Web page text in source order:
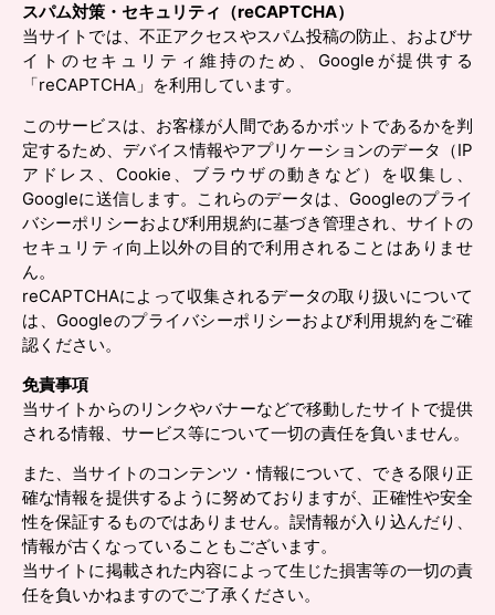
スパム対策・セキュリティ（reCAPTCHA）
当サイトでは、不正アクセスやスパム投稿の防止、およびサ
イトのセキュリティ維持のため、Googleが提供する
「reCAPTCHA」を利用しています。
このサービスは、お客様が人間であるかボットであるかを判
定するため、デバイス情報やアプリケーションのデータ（IP
アドレス、Cookie、ブラウザの動きなど）を収集し、
Googleに送信します。これらのデータは、Googleのプライ
バシーポリシーおよび利用規約に基づき管理され、サイトの
セキュリティ向上以外の目的で利用されることはありませ
ん。
reCAPTCHAによって収集されるデータの取り扱いについて
は、Googleのプライバシーポリシーおよび利用規約をご確
認ください。
免責事項
当サイトからのリンクやバナーなどで移動したサイトで提供
される情報、サービス等について一切の責任を負いません。
また、当サイトのコンテンツ・情報について、できる限り正
確な情報を提供するように努めておりますが、正確性や安全
性を保証するものではありません。誤情報が入り込んだり、
情報が古くなっていることもございます。
当サイトに掲載された内容によって生じた損害等の一切の責
任を負いかねますのでご了承ください。